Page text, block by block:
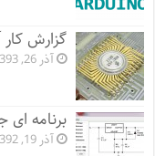
گزارش
آذر 26, 1393
برنامه ای
آذر 19, 1392